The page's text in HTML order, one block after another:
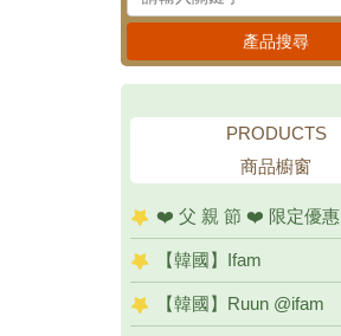
產品搜尋
PRODUCTS
商品櫥窗
❤️ 父 親 節 ❤️ 限定優惠
【韓國】Ifam
【韓國】Ruun @ifam